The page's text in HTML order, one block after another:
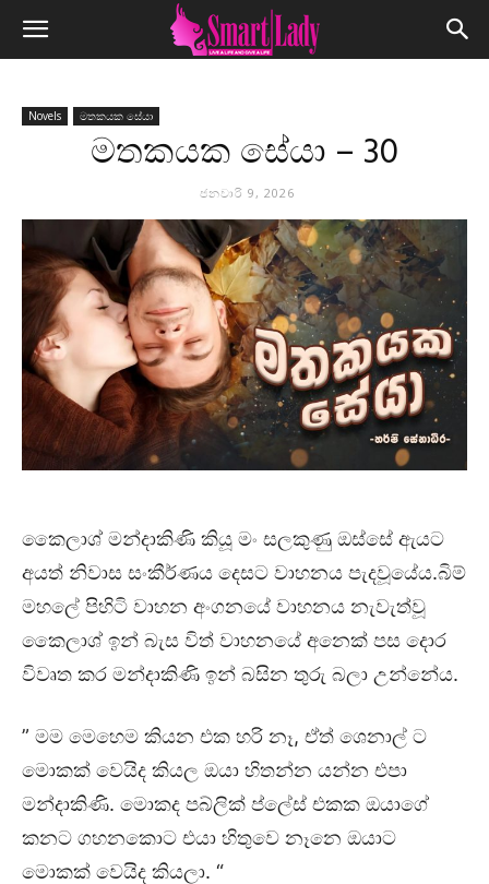
Novels මතකයක සේයා
මතකයක සේයා – 30
ජනවාරි 9, 2026
කෛලාශ් මන්දාකිණි කියූ මං සලකුණු ඔස්සේ ඇයට
අයත් නිවාස සංකීර්ණය දෙසට වාහනය පැදවූයේය.බිම්
මහලේ පිහිටි වාහන අංගනයේ වාහනය නැවැත්වූ
කෛලාශ් ඉන් බැස විත් වාහනයේ අනෙක් පස දොර
විවෘත කර මන්දාකිණි ඉන් බසින තුරු බලා උන්නේය.
” මම මෙහෙම කියන එක හරි නෑ, ඒත් ශෙනාල් ට
මොකක් වෙයිද කියල ඔයා හිතන්න යන්න එපා
මන්දාකිණි. මොකද පබ්ලික් ප්ලේස් එකක ඔයාගේ
කනට ගහනකොට එයා හිතුවෙ නෑනෙ ඔයාට
මොකක් වෙයිද කියලා. “